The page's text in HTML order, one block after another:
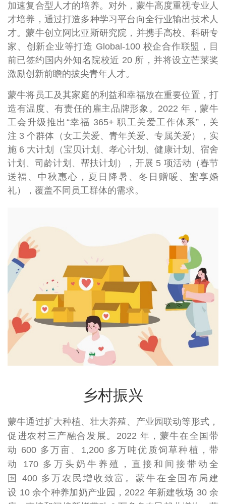
加速复合型人才的培养。对外，蒙牛高度重视专业人
才培养，通过打造多种学习平台向全行业输出技术人
才。蒙牛创立阿比亚斯研究院，并携手高校、科研专
家、创新企业等打造 Global-100 校企合作联盟，目
前已签约国内外知名院校近 20 所，并将设立芒莱奖
激励创新前瞻的拔尖青年人才。
蒙牛将员工及其家庭的利益和幸福放在重要位置，打
造有温度、有责任的雇主品牌形象。2022 年，蒙牛
工会升级推出“幸福 365+ 职工关爱工作体系”，关
注 3 个群体（女工关爱、青年关爱、专属关爱），实
施 6 大计划（宝贝计划、孝心计划、健康计划、宿舍
计划、司龄计划、帮扶计划），开展 5 项活动（春节
送福、中秋惠心，夏日降暑、冬日赠暖、蜜享婚
礼），覆盖不同员工群体的需求。
乡村振兴
蒙牛通过扩大种植、壮大养殖、产业园联动等形式，
促进农村三产融合发展。2022 年，蒙牛在全国带
动 600 多万亩、1,200 多万吨优质饲草种植，带
动 170 多万头奶牛养殖，直接和间接带动全
国 400 多万农民增收致富。蒙牛在全国布局建
设 10 余个种养加奶产业园，2022 年新建牧场 30 余